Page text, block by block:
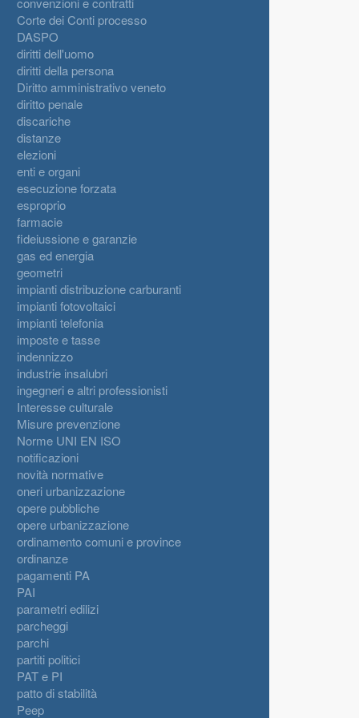
Corte dei Conti processo
DASPO
diritti dell'uomo
diritti della persona
Diritto amministrativo veneto
diritto penale
discariche
distanze
elezioni
enti e organi
esecuzione forzata
esproprio
farmacie
fideiussione e garanzie
gas ed energia
geometri
impianti distribuzione carburanti
impianti fotovoltaici
impianti telefonia
imposte e tasse
indennizzo
industrie insalubri
ingegneri e altri professionisti
Interesse culturale
Misure prevenzione
Norme UNI EN ISO
notificazioni
novità normative
oneri urbanizzazione
opere pubbliche
opere urbanizzazione
ordinamento comuni e province
ordinanze
pagamenti PA
PAI
parametri edilizi
parcheggi
parchi
partiti politici
PAT e PI
patto di stabilità
Peep